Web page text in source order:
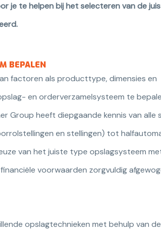
je te helpen bij het selecteren van de
BEPALEN
factoren als producttype, dimensies en
en orderverzamelsysteem te
Group heeft diepgaande kennis van alle
en stellingen) tot
van het juiste type opslagsysteem
voorwaarden zorgvuldig
opslagtechnieken met behulp van